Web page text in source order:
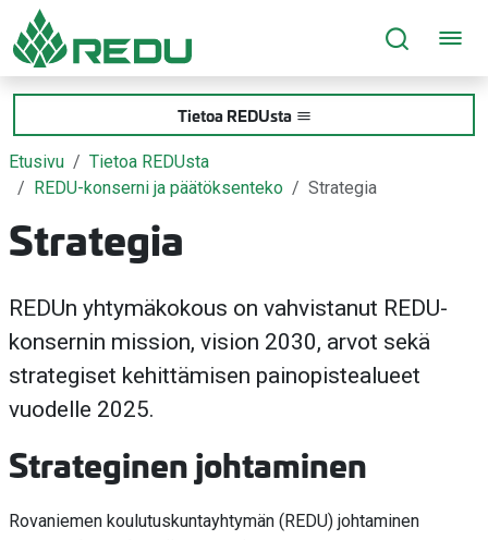
Siirry sivusisältöön
Tietoa REDUsta
Etusivu
Tietoa REDUsta
REDU-konserni ja päätöksenteko
Strategia
Strategia
REDUn yhtymäkokous on vahvistanut REDU-
konsernin mission, vision 2030, arvot sekä
strategiset kehittämisen painopistealueet
vuodelle 2025.
Strateginen johtaminen
Rovaniemen koulutuskuntayhtymän (REDU) johtaminen